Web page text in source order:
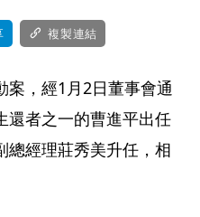
複製連結
案，經1月2日董事會通
還者之一的曹進平出任
總經理莊秀美升任，相